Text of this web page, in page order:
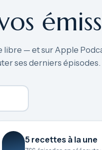
libre — et sur Apple
ses derniers épisodes.
5 recettes à la une